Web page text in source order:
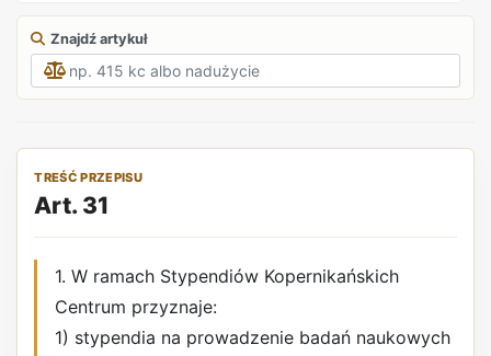
Znajdź artykuł
TREŚĆ PRZEPISU
Art. 31
1. W ramach Stypendiów Kopernikańskich
Centrum przyznaje:
1) stypendia na prowadzenie badań naukowych